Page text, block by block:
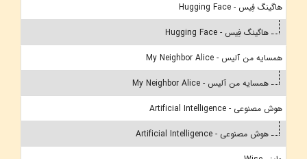
هاگینگ فِیس - Hugging Face
هاگینگ فِیس - Hugging Face
همسایه من آلیس - My Neighbor Alice
همسایه من آلیس - My Neighbor Alice
هوش مصنوعی - Artificial Intelligence
هوش مصنوعی - Artificial Intelligence